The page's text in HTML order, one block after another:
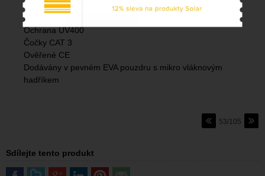
Šedé polarizační čočky
Nárazu odolné polarizační čočky TAC
Ochrana UV400
Čočky CAT 3
Ověřené CE
Dodávány v pevném EVA pouzdru s mikro vláknovým
hadříkem
53/105
Sdílejte tento produkt